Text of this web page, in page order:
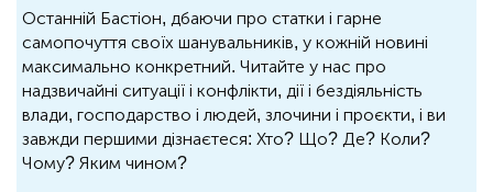
Останній Бастіон, дбаючи про статки і гарне
самопочуття своїх шанувальників, у кожній новині
максимально конкретний. Читайте у нас про
надзвичайні ситуації і конфлікти, дії і бездіяльність
влади, господарство і людей, злочини і проєкти, і ви
завжди першими дізнаєтеся: Хто? Що? Де? Коли?
Чому? Яким чином?